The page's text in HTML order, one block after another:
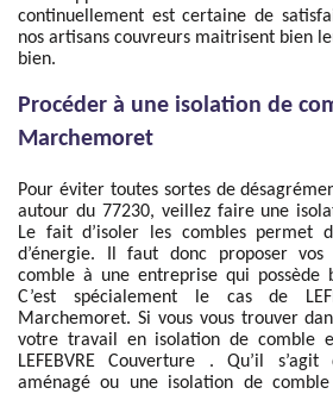
continuellement est certaine de
nos artisans couvreurs maitrisent bien
bien.
Procéder à une isolation de
Marchemoret
Pour éviter toutes sortes de
autour du 77230, veillez faire une
Le fait d’isoler les combles permet
d’énergie. Il faut donc proposer vos
comble à une entreprise qui possède
C’est spécialement le cas de
Marchemoret. Si vous vous trouver
votre travail en isolation de comble
LEFEBVRE Couverture . Qu’il
aménagé ou une isolation de